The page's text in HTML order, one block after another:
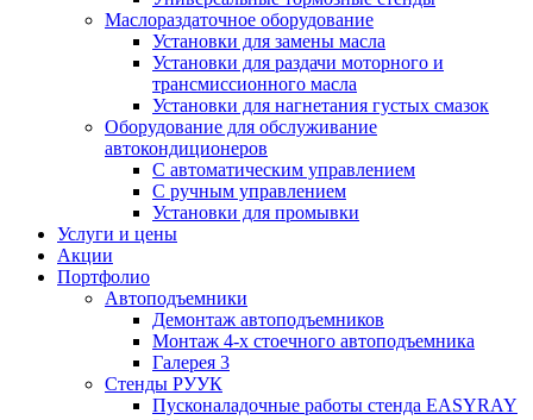
Маслораздаточное оборудование
Установки для замены масла
Установки для раздачи моторного и
трансмиссионного масла
Установки для нагнетания густых смазок
Оборудование для обслуживание
автокондиционеров
С автоматическим управлением
С ручным управлением
Установки для промывки
Услуги и цены
Акции
Портфолио
Автоподъемники
Демонтаж автоподъемников
Монтаж 4-х стоечного автоподъемника
Галерея 3
Стенды РУУК
Пусконаладочные работы стенда EASYRAY